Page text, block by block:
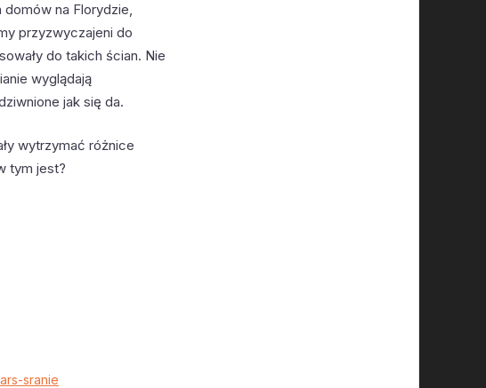
domów na Florydzie,
przyzwyczajeni do
do takich ścian. Nie
wyglądają
jak się da.
wytrzymać różnice
tym jest?
sranie